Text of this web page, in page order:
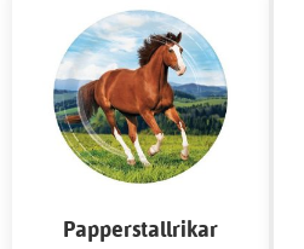
Papperstallrikar